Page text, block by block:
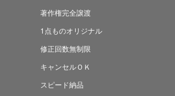
著作権完全譲渡
1点ものオリジナル
修正回数無制限
キャンセルＯＫ
スピード納品